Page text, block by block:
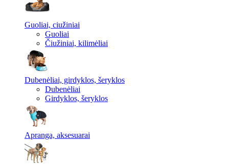
Guoliai, ciužiniai
Guoliai
Čiužiniai, kilimėliai
Dubenėliai, girdyklos, šeryklos
Dubenėliai
Girdyklos, šeryklos
Apranga, aksesuarai